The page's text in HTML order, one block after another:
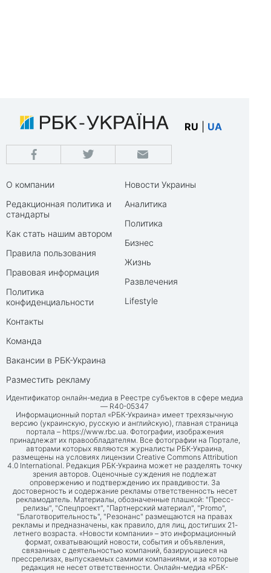
RU UA
О компании
Редакционная политика и
стандарты
Как стать нашим автором
Правила пользования
Правовая информация
Политика
конфиденциальности
Контакты
Команда
Вакансии в РБК-Украина
Разместить рекламу
Новости Украины
Аналитика
Политика
Бизнес
Жизнь
Развлечения
Lifestyle
Идентификатор онлайн-медиа в Реестре субъектов в сфере медиа
— R40-05347
Информационный портал «РБК-Украина» имеет трехязычную
версию (украинскую, русскую и английскую), главная страница
портала – https://www.rbc.ua. Фотографии, изображения
принадлежат их правообладателям. Все фотографии на Портале,
авторами которых являются журналисты РБК-Украина,
размещены на условиях лицензии Creative Commons Attribution
4.0 International. Редакция РБК-Украина может не разделять точку
зрения авторов. Оценочные суждения не подлежат
опровержению и подтверждению их правдивости. За
достоверность и содержание рекламы ответственность несет
рекламодатель. Материалы, обозначенные плашкой: "Пресс-
релизы", "Спецпроект", "Партнерский материал", "Promo",
"Благотворительность", "Резонанс" размещаются на правах
рекламы и предназначены, как правило, для лиц, достигших 21-
летнего возраста. «Новости компании» – это информационный
формат, охватывающий новости, события и объявления,
связанные с деятельностью компаний, базирующиеся на
прессрелизах, выпускаемых самими компаниями, и за которые
редакция не несет ответственности. Онлайн-медиа «РБК-